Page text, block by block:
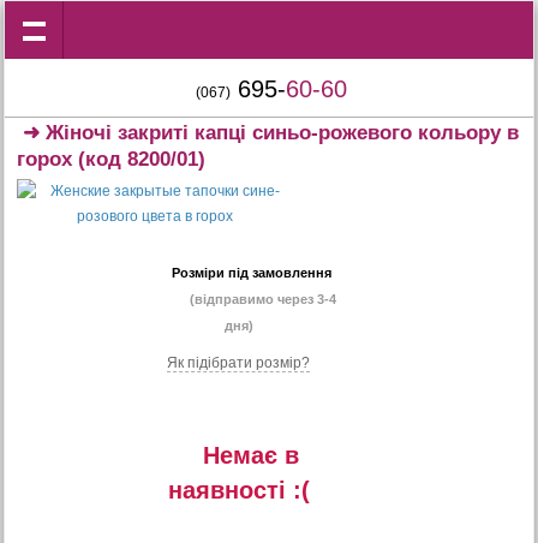
(067) 695-60-60
➜Жіночі закриті капці синьо-рожевого кольору в
горох (код 8200/01)
Розміри під замовлення
(відправимо через 3-4
дня)
Як підібрати розмір?
Немає в
наявностi :(